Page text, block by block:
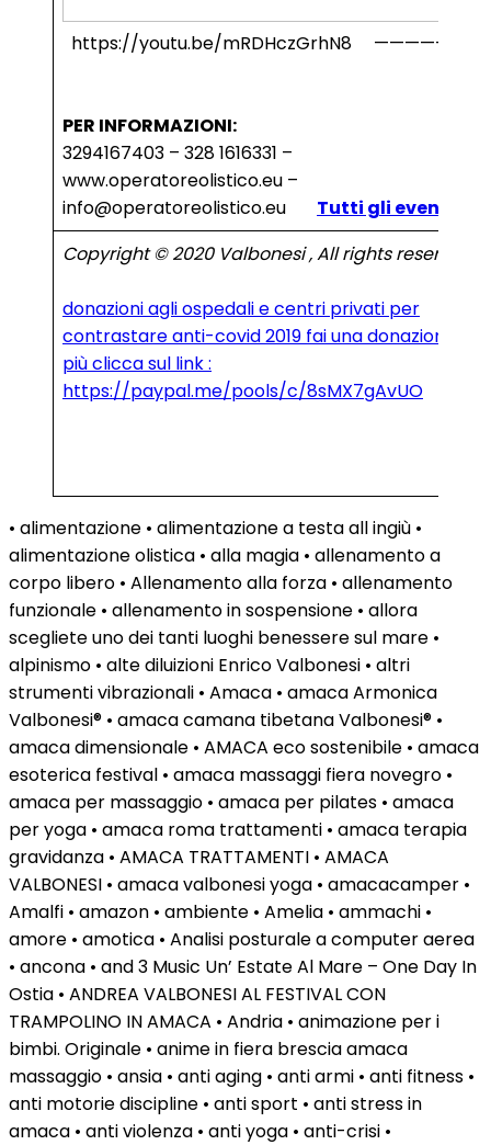
https://youtu.be/mRDHczGrhN8
PER INFORMAZIONI:
3294167403 – 328 1616331 –
www.operatoreolistico.eu –
info@operatoreolistico.eu Tutti gli eventi
Copyright © 2020 Valbonesi , All rights reserved.
donazioni agli ospedali e centri privati per
contrastare anti-covid 2019 fai una donazione dai
più clicca sul link :
https://paypal.me/pools/c/8sMX7gAvUO
• alimentazione • alimentazione a testa all ingiù •
alimentazione olistica • alla magia • allenamento a
corpo libero • Allenamento alla forza • allenamento
funzionale • allenamento in sospensione • allora
scegliete uno dei tanti luoghi benessere sul mare •
alpinismo • alte diluizioni Enrico Valbonesi • altri
strumenti vibrazionali • Amaca • amaca Armonica
Valbonesi® • amaca camana tibetana Valbonesi® •
amaca dimensionale • AMACA eco sostenibile • amaca
esoterica festival • amaca massaggi fiera novegro •
amaca per massaggio • amaca per pilates • amaca
per yoga • amaca roma trattamenti • amaca terapia
gravidanza • AMACA TRATTAMENTI • AMACA
VALBONESI • amaca valbonesi yoga • amacacamper •
Amalfi • amazon • ambiente • Amelia • ammachi •
amore • amotica • Analisi posturale a computer aerea
• ancona • and 3 Music Un’ Estate Al Mare – One Day In
Ostia • ANDREA VALBONESI AL FESTIVAL CON
TRAMPOLINO IN AMACA • Andria • animazione per i
bimbi. Originale • anime in fiera brescia amaca
massaggio • ansia • anti aging • anti armi • anti fitness •
anti motorie discipline • anti sport • anti stress in
amaca • anti violenza • anti yoga • anti-crisi •